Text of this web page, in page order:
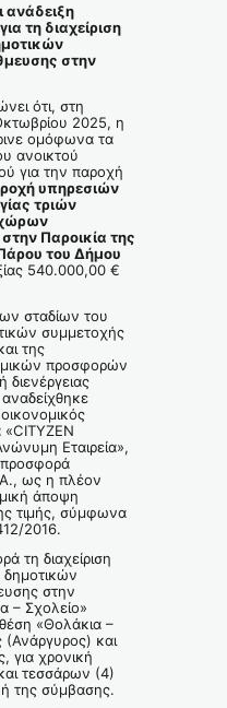
ανάδειξη
τη διαχείριση
στην
ότι, στη
2025, η
ομόφωνα τα
ανοικτού
για την παροχή
υπηρεσιών
τριών
Παροικία της
του Δήμου
540.000,00 €
σταδίων του
συμμετοχής
της
προσφορών
διενέργειας
Εταιρεία»,
προσφορά
ως η πλέον
άποψη
τιμής, σύμφωνα
2016.
τη διαχείριση
δημοτικών
στην
– Σχολείο»
«Θολάκια –
(Ανάργυρος) και
για χρονική
τεσσάρων (4)
της σύμβασης.